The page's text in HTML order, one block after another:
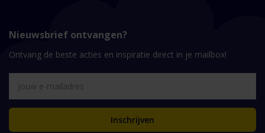
Nieuwsbrief ontvangen?
Ontvang de beste acties en inspiratie direct in je mailbox!
Inschrijven